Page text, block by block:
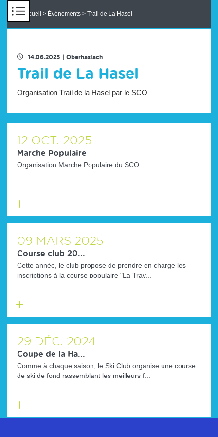
Accueil > Événements > Trail de La Hasel
14.06.2025 Oberhaslach
Trail de La Hasel
Organisation Trail de la Hasel par le SCO
12 OCT. 2025
Marche Populaire
Organisation Marche Populaire du SCO
En
savoir
plus
09 MARS 2025
Course club 20...
Cette année, le club propose de prendre en charge les
inscriptions à la course populaire "La Trav...
En
savoir
plus
29 DÉC. 2024
Coupe de la Ha...
Comme à chaque saison, le Ski Club organise une course
de ski de fond rassemblant les meilleurs f...
En